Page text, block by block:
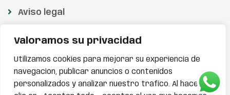
Valoramos su privacidad
Utilizamos cookies para mejorar su experiencia de
navegación, publicar anuncios o contenidos
personalizados y analizar nuestro tráfico. Al hacer
Aviso legal
Política de privacidad
Política de cookies